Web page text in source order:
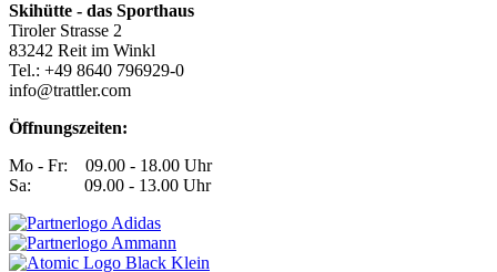
Skihütte - das Sporthaus
Tiroler Strasse 2
83242 Reit im Winkl
Tel.: +49 8640 796929-0
info@trattler.com
Öffnungszeiten:
Mo - Fr: 09.00 - 18.00 Uhr
Sa: 09.00 - 13.00 Uhr